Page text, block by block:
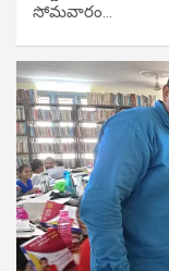
సోమవారం…